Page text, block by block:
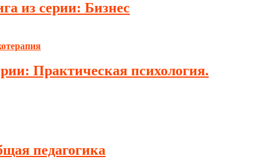
из серии: Бизнес
Практическая психология.
педагогика